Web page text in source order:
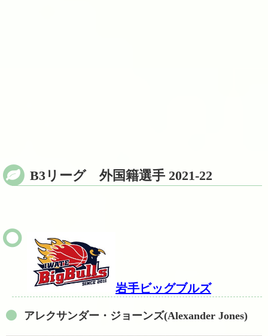
B3リーグ 外国籍選手 2021-22
岩手ビッグブルズ
アレクサンダー・ジョーンズ(Alexander Jones)